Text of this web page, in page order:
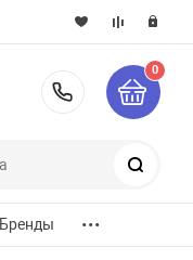
8-800-
0
Бренды ...